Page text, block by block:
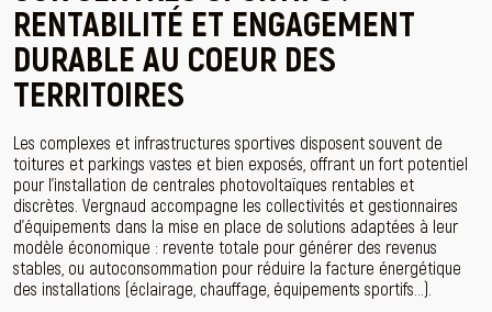
RENTABILITÉ ET ENGAGEMENT
DURABLE AU COEUR DES
TERRITOIRES
Les complexes et infrastructures sportives disposent souvent de
toitures et parkings vastes et bien exposés, offrant un fort potentiel
pour l’installation de centrales photovoltaïques rentables et
discrètes. Vergnaud accompagne les collectivités et gestionnaires
d’équipements dans la mise en place de solutions adaptées à leur
modèle économique : revente totale pour générer des revenus
stables, ou autoconsommation pour réduire la facture énergétique
des installations (éclairage, chauffage, équipements sportifs…).